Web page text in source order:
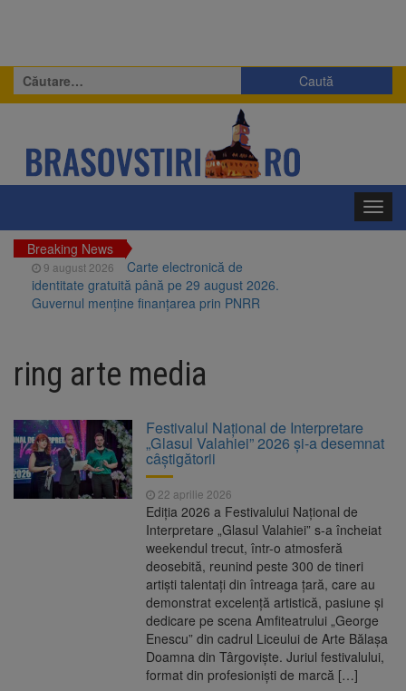
Caută
după:
Breaking News
9 august 2026
Carte electronică de
identitate gratuită până pe 29 august 2026.
Guvernul menține finanțarea prin PNRR
Brașovului vor fi restaurate. Contractul de
finanțare a fost semnat
propriul record mondial. Betty Bromage a
zburat din nou pe aripa unui avion
9 august 2026
Avocații fraților Andrew și
Tristan Tate cer eliberarea lor pe cauțiune în
Se schimbă examenul de
medic specialist. Subiecte unice în toată țara,
aceeași oră și același barem
Se schimbă regulile pentru
capsulele de cafea și ambalajele de unică
folosință. Noul regulament UE se aplică din 12
ring arte media
Festivalul Național de Interpretare
„Glasul Valahiei” 2026 și-a desemnat
câștigătorii
22 aprilie 2026
Ediția 2026 a Festivalului Național de
Interpretare „Glasul Valahiei” s-a încheiat
weekendul trecut, într-o atmosferă
deosebită, reunind peste 300 de tineri
artiști talentați din întreaga țară, care au
demonstrat excelență artistică, pasiune și
dedicare pe scena Amfiteatrului „George
Enescu” din cadrul Liceului de Arte Bălașa
Doamna din Târgoviște. Juriul festivalului,
format din profesioniști de marcă […]